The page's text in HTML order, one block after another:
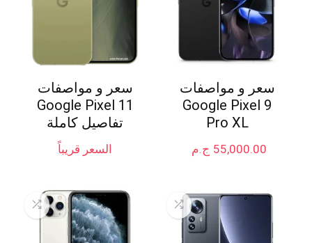
سعر و مواصفات
Google Pixel 9
Pro XL
ج.م 55,000.00
سعر و مواصفات
Google Pixel 11
تفاصيل كاملة
السعر قريباً